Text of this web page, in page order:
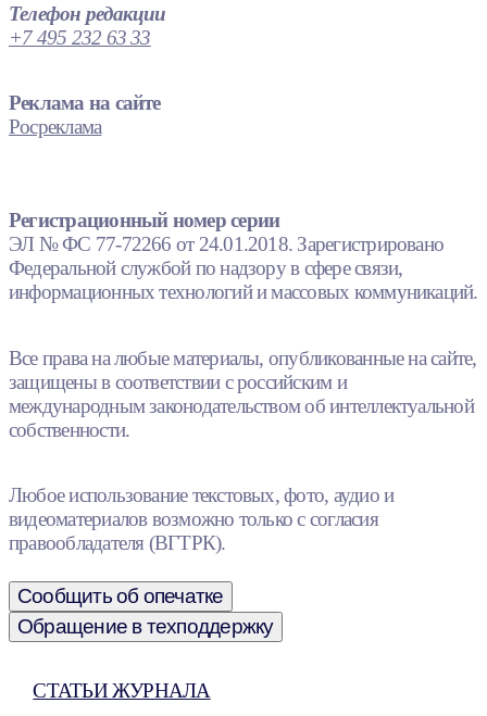
Телефон редакции
+7 495 232 63 33
Реклама на сайте
Росреклама
Регистрационный номер серии
ЭЛ № ФС 77-72266 от 24.01.2018. Зарегистрировано
Федеральной службой по надзору в сфере связи,
информационных технологий и массовых коммуникаций.
Все права на любые материалы, опубликованные на сайте,
защищены в соответствии с российским и
международным законодательством об интеллектуальной
собственности.
Любое использование текстовых, фото, аудио и
видеоматериалов возможно только с согласия
правообладателя (ВГТРК).
Сообщить об опечатке
Обращение в техподдержку
СТАТЬИ ЖУРНАЛА